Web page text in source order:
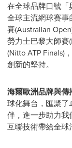
在全球品牌口號
全球主流網球賽
賽(Australian
勞力士巴黎大師賽
(Nitto ATP Finals)
創新的堅持。
海爾歐洲品牌與傳
球化舞台，匯聚
伴，進一步助力
互聯技術帶給全球